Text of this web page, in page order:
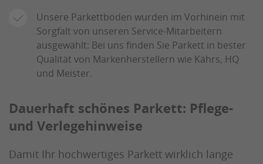
Unsere Parkettböden wurden im Vorhinein mit
Sorgfalt von unseren Service-Mitarbeitern
ausgewählt: Bei uns finden Sie Parkett in bester
Qualität von Markenherstellern wie Kährs, HQ
und Meister.
Dauerhaft schönes Parkett: Pflege-
und Verlegehinweise
Damit Ihr hochwertiges Parkett wirklich lange